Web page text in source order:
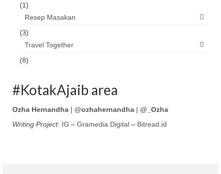
(1)
Resep Masakan
(3)
Travel Together
(8)
#KotakAjaib area
Ozha Hernandha | @ozhahernandha | @_Ozha
Writing Project: IG – Gramedia Digital – Bitread.id